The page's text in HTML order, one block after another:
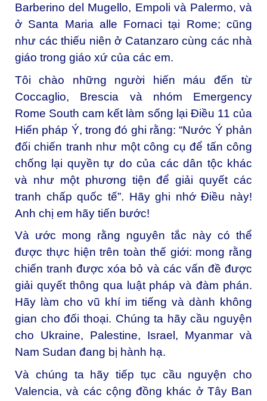
Barberino del Mugello, Empoli và Palermo, và
ở Santa Maria alle Fornaci tại Rome; cũng
như các thiếu niên ở Catanzaro cùng các nhà
giáo trong giáo xứ của các em.
Tôi chào những người hiến máu đến từ
Coccaglio, Brescia và nhóm Emergency
Rome South cam kết làm sống lại Điều 11 của
Hiến pháp Ý, trong đó ghi rằng: “Nước Ý phản
đối chiến tranh như một công cụ để tấn công
chống lại quyền tự do của các dân tộc khác
và như một phương tiện để giải quyết các
tranh chấp quốc tế”. Hãy ghi nhớ Điều này!
Anh chị em hãy tiến bước!
Và ước mong rằng nguyên tắc này có thể
được thực hiện trên toàn thế giới: mong rằng
chiến tranh được xóa bỏ và các vấn đề được
giải quyết thông qua luật pháp và đàm phán.
Hãy làm cho vũ khí im tiếng và dành không
gian cho đối thoại. Chúng ta hãy cầu nguyện
cho Ukraine, Palestine, Israel, Myanmar và
Nam Sudan đang bị hành hạ.
Và chúng ta hãy tiếp tục cầu nguyện cho
Valencia, và các cộng đồng khác ở Tây Ban